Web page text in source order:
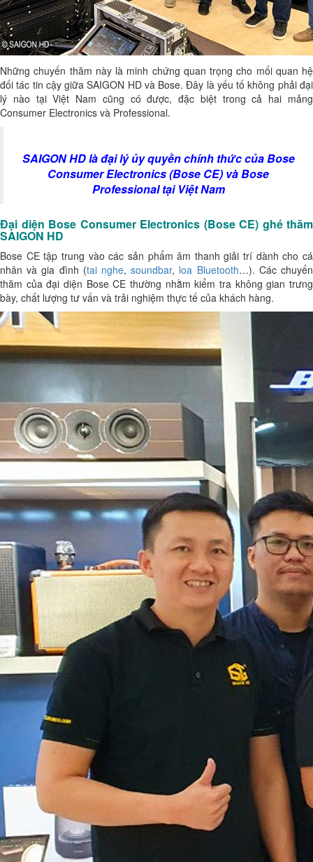
Những chuyến thăm này là minh chứng quan trọng cho mối quan hệ
đối tác tin cậy giữa SAIGON HD và Bose. Đây là yếu tố không phải đại
lý nào tại Việt Nam cũng có được, đặc biệt trong cả hai mảng
Consumer Electronics và Professional.
SAIGON HD là đại lý ủy quyền chính thức của Bose
Consumer Electronics (Bose CE) và Bose
Professional tại Việt Nam
Đại diện Bose Consumer Electronics (Bose CE) ghé thăm
SAIGON HD
Bose CE tập trung vào các sản phẩm âm thanh giải trí dành cho cá
nhân và gia đình (tai nghe,soundbar, loa Bluetooth…). Các chuyến
thăm của đại diện Bose CE thường nhằm kiểm tra không gian trưng
bày, chất lượng tư vấn và trải nghiệm thực tế của khách hàng.